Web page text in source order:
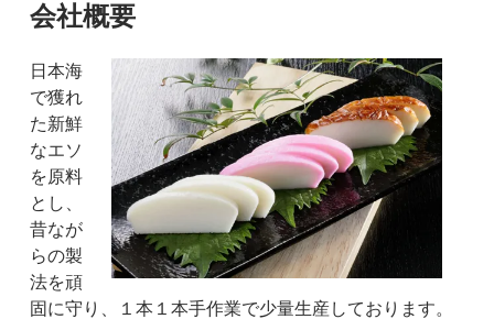
会社概要
日本海
で獲れ
た新鮮
なエソ
を原料
とし、
昔なが
らの製
法を頑
固に守り、１本１本手作業で少量生産しております。